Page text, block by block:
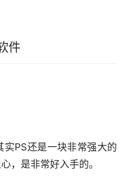
件
PS还是一块非常强大的
，是非常好入手的。